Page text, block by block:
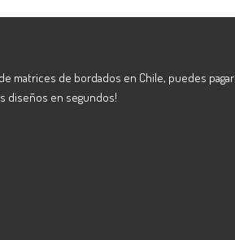
matrices de bordados en Chile, puedes pagar
diseños en segundos!